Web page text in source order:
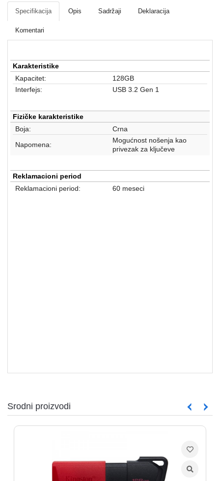
Fotoaparati
kamere
Kućni
aparati
Software
Sve
kategorije
Specifikacija Opis Sadržaji Deklaracija
Komentari
Karakteristike
Kapacitet:
128GB
Interfejs:
USB 3.2 Gen 1
Fizičke karakteristike
Boja:
Crna
Napomena:
Mogućnost nošenja kao
privezak za ključeve
Reklamacioni period
Reklamacioni period:
60 meseci
Srodni proizvodi